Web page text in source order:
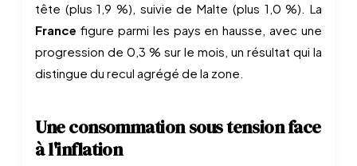
tête (plus 1,9 %), suivie de Malte (plus 1,0 %). La
France figure parmi les pays en hausse, avec une
progression de 0,3 % sur le mois, un résultat qui la
distingue du recul agrégé de la zone.
Une consommation sous tension face
à l'inflation